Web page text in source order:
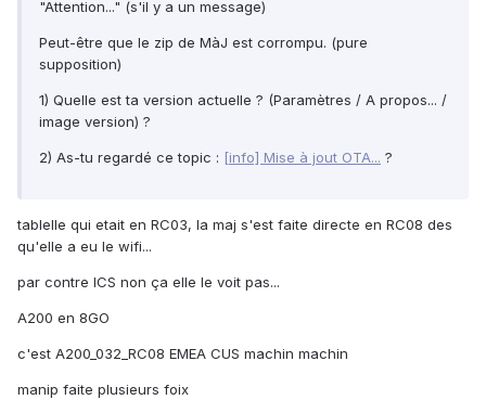
"Attention..." (s'il y a un message)
Peut-être que le zip de MàJ est corrompu. (pure
supposition)
1) Quelle est ta version actuelle ? (Paramètres / A propos... /
image version) ?
2) As-tu regardé ce topic : [info] Mise à jout OTA... ?
tablelle qui etait en RC03, la maj s'est faite directe en RC08 des
qu'elle a eu le wifi...
par contre ICS non ça elle le voit pas...
A200 en 8GO
c'est A200_032_RC08 EMEA CUS machin machin
manip faite plusieurs foix